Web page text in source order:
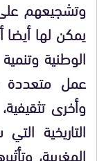
وتشجيعهم
يمكن لها
الوطنية
عمل متعددة
وأخرى
التاريخية
المغربية،